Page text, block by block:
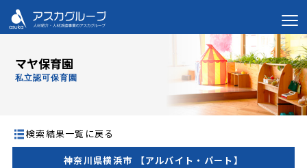
マヤ保育園
私立認可保育園
検索結果一覧に戻る
神奈川県横浜市 【アルバイト・パート】